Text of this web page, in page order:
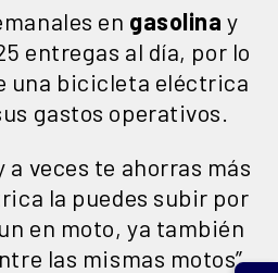
en gasolina y
entregas al día, por lo
una bicicleta eléctrica
gastos operativos.
a veces te ahorras más
la puedes subir por
en moto, ya también
las mismas motos”.